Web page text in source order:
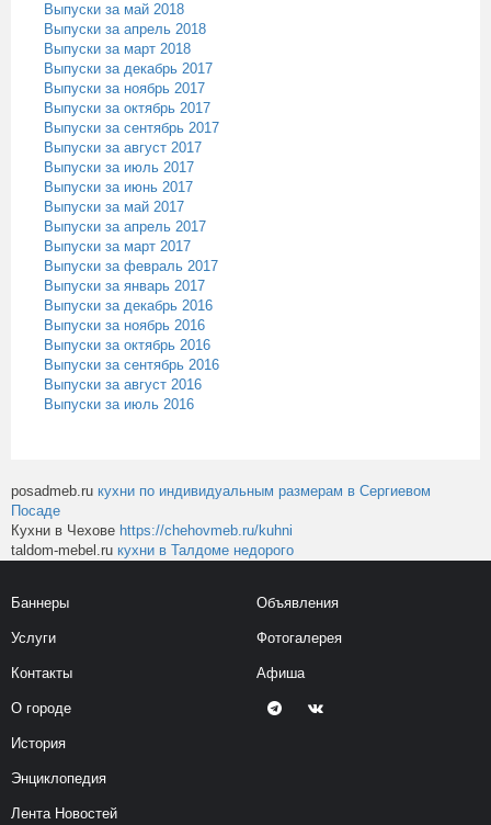
Выпуски за май 2018
Выпуски за апрель 2018
Выпуски за март 2018
Выпуски за декабрь 2017
Выпуски за ноябрь 2017
Выпуски за октябрь 2017
Выпуски за сентябрь 2017
Выпуски за август 2017
Выпуски за июль 2017
Выпуски за июнь 2017
Выпуски за май 2017
Выпуски за апрель 2017
Выпуски за март 2017
Выпуски за февраль 2017
Выпуски за январь 2017
Выпуски за декабрь 2016
Выпуски за ноябрь 2016
Выпуски за октябрь 2016
Выпуски за сентябрь 2016
Выпуски за август 2016
Выпуски за июль 2016
posadmeb.ru кухни по индивидуальным размерам в Сергиевом
Посаде
Кухни в Чехове https://chehovmeb.ru/kuhni
taldom-mebel.ru кухни в Талдоме недорого
Баннеры
Услуги
Контакты
О городе
История
Энциклопедия
Лента Новостей
Объявления
Фотогалерея
Афиша